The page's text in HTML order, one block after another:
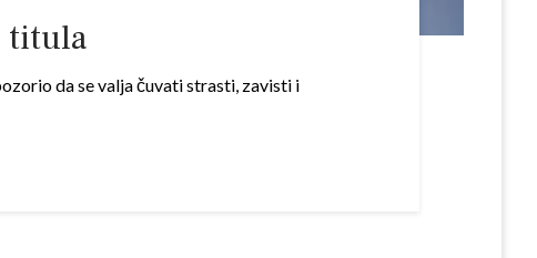
titula
da se valja čuvati strasti, zavisti i